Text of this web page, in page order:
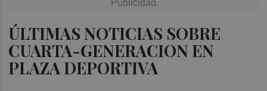
ÚLTIMAS NOTICIAS SOBRE
CUARTA-GENERACION EN
PLAZA DEPORTIVA